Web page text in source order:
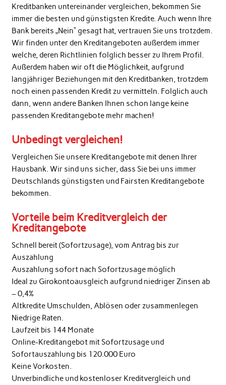
Kreditbanken untereinander vergleichen, bekommen Sie
immer die besten und günstigsten Kredite. Auch wenn Ihre
Bank bereits „Nein“ gesagt hat, vertrauen Sie uns trotzdem.
Wir finden unter den Kreditangeboten außerdem immer
welche, deren Richtlinien folglich besser zu Ihrem Profil.
Außerdem haben wir oft die Möglichkeit, aufgrund
langjähriger Beziehungen mit den Kreditbanken, trotzdem
noch einen passenden Kredit zu vermitteln. Folglich auch
dann, wenn andere Banken Ihnen schon lange keine
passenden Kreditangebote mehr machen!
Unbedingt vergleichen!
Vergleichen Sie unsere Kreditangebote mit denen Ihrer
Hausbank. Wir sind uns sicher, dass Sie bei uns immer
Deutschlands günstigsten und Fairsten Kreditangebote
bekommen.
Vorteile beim Kreditvergleich der
Kreditangebote
Schnell bereit (Sofortzusage), vom Antrag bis zur
Auszahlung
Auszahlung sofort nach Sofortzusage möglich
Ideal zu Girokontoausgleich aufgrund niedriger Zinsen ab
– 0,4%
Altkredite Umschulden, Ablösen oder zusammenlegen
Niedrige Raten.
Laufzeit bis 144 Monate
Online-Kreditangebot mit Sofortzusage und
Sofortauszahlung bis 120.000 Euro
Keine Vorkosten.
Unverbindliche und kostenloser Kreditvergleich und